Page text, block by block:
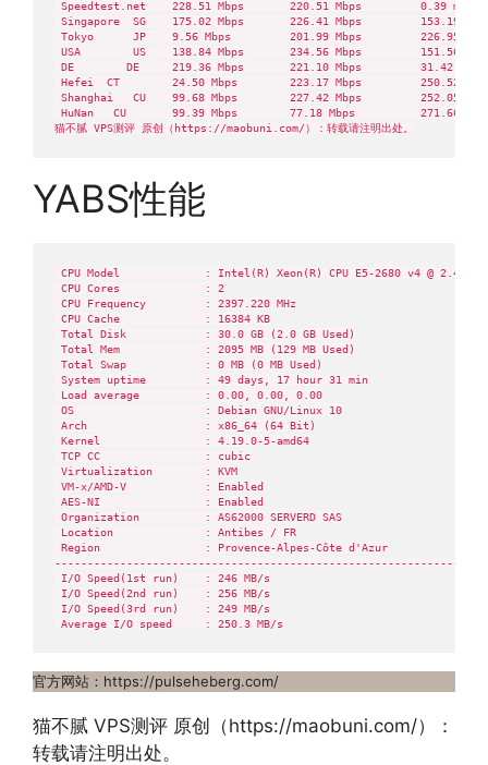
Speedtest.net    228.51 Mbps       220.51 Mbps         0.39
Singapore  SG    175.02 Mbps       226.41 Mbps         153.19
Tokyo      JP    9.56 Mbps         201.99 Mbps         226.95
USA        US    138.84 Mbps       234.56 Mbps         151.56
DE        DE     219.36 Mbps       221.10 Mbps         31.42
Hefei  CT        24.50 Mbps        223.17 Mbps         250.52
Shanghai   CU    99.68 Mbps        227.42 Mbps         252.05
HuNan   CU       99.39 Mbps        77.18 Mbps          271.66 ms
猫不腻 VPS测评 原创（https://maobuni.com/）：转载请注明出处。
YABS性能
CPU Model             : Intel(R) Xeon(R) CPU E5-2680 v4 @ 2.40GHz
CPU Cores             : 2
CPU Frequency         : 2397.220 MHz
CPU Cache             : 16384 KB
Total Disk            : 30.0 GB (2.0 GB Used)
Total Mem             : 2095 MB (129 MB Used)
Total Swap            : 0 MB (0 MB Used)
System uptime         : 49 days, 17 hour 31 min
Load average          : 0.00, 0.00, 0.00
OS                    : Debian GNU/Linux 10
Arch                  : x86_64 (64 Bit)
Kernel                : 4.19.0-5-amd64
TCP CC                : cubic
Virtualization        : KVM
VM-x/AMD-V            : Enabled
AES-NI                : Enabled
Organization          : AS62000 SERVERD SAS
Location              : Antibes / FR
Region                : Provence-Alpes-Côte d'Azur
I/O Speed(1st run)    : 246 MB/s
I/O Speed(2nd run)    : 256 MB/s
I/O Speed(3rd run)    : 249 MB/s
Average I/O speed     : 250.3 MB/s
官方网站：https://pulseheberg.com/
猫不腻 VPS测评 原创（https://maobuni.com/）：
转载请注明出处。